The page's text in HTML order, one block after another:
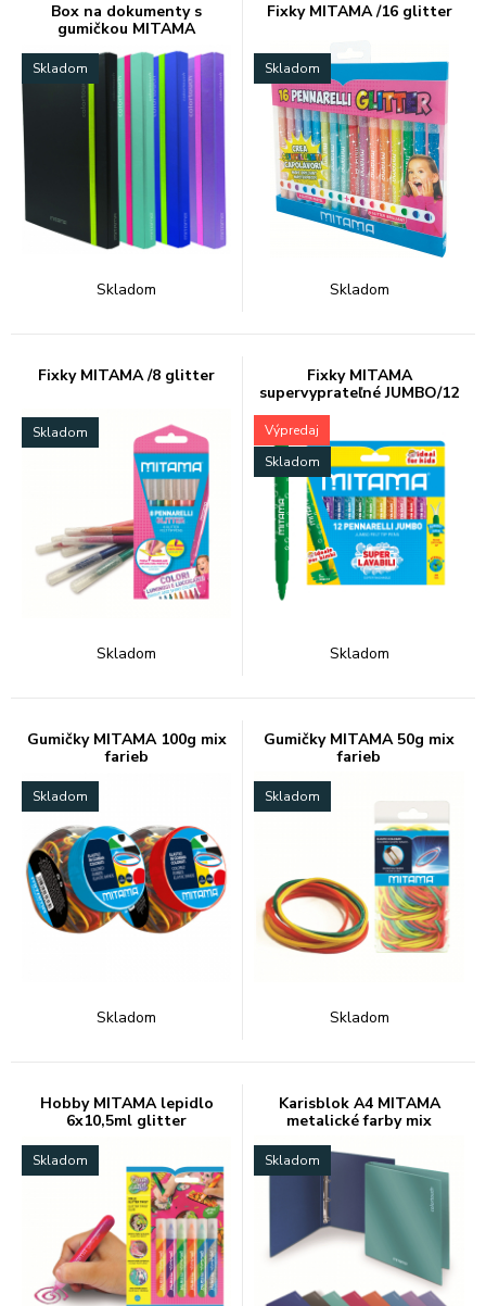
Box na dokumenty s
gumičkou MITAMA
Skladom
Skladom
Fixky MITAMA /16 glitter
Skladom
Skladom
Fixky MITAMA /8 glitter
Skladom
Skladom
Fixky MITAMA
supervyprateľné JUMBO/12
Výpredaj
Skladom
Skladom
Gumičky MITAMA 100g mix
farieb
Skladom
Skladom
Gumičky MITAMA 50g mix
farieb
Skladom
Skladom
Hobby MITAMA lepidlo
6x10,5ml glitter
Skladom
Karisblok A4 MITAMA
metalické farby mix
Skladom